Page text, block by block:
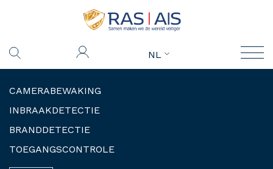
NL
CAMERABEWAKING
INBRAAKDETECTIE
BRANDDETECTIE
TOEGANGSCONTROLE